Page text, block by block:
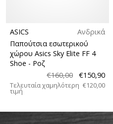
ASICS
Ανδρικά
Παπούτσια εσωτερικού
χώρου Asics Sky Elite FF 4
Shoe - Ροζ
€160,00
€150,90
Τελευταία χαμηλότερη
τιμή
€120,00